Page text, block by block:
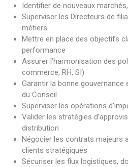
Identifier de nouveaux
Superviser les Directeurs de
métiers
Mettre en place des objectifs
performance
Assurer l’harmonisation des
commerce, RH, SI)
Garantir la bonne
du Conseil
Superviser les opérations
Valider les stratégies
distribution
Négocier les contrats majeurs
clients stratégiques
Sécuriser les flux logistiques,